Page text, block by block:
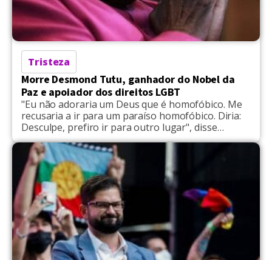
Tristeza
Morre Desmond Tutu, ganhador do Nobel da
Paz e apoiador dos direitos LGBT
"Eu não adoraria um Deus que é homofóbico. Me
recusaria a ir para um paraíso homofóbico. Diria:
Desculpe, prefiro ir para outro lugar", disse
Desmond